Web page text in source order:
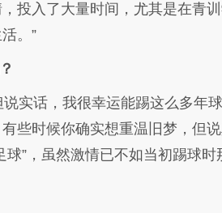
投入了大量时间，尤其是在青
。”
说实话，我很幸运能踢这么多年
些时候你确实想重温旧梦，但
球”，虽然激情已不如当初踢球时